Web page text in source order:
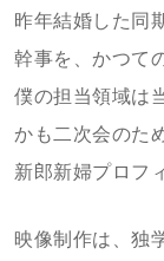
昨年結婚した同
幹事を、かつて
僕の担当領域は
かも二次会のた
新郎新婦プロフ
映像制作は、独